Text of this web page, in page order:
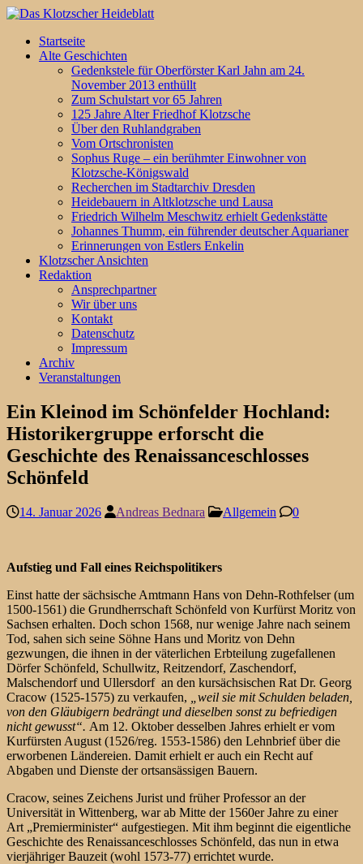
Startseite
Alte Geschichten
Gedenkstele für Oberförster Karl Jahn am 24.
November 2013 enthüllt
Zum Schulstart vor 65 Jahren
125 Jahre Alter Friedhof Klotzsche
Über den Ruhlandgraben
Vom Ortschronisten
Sophus Ruge – ein berühmter Einwohner von
Klotzsche-Königswald
Recherchen im Stadtarchiv Dresden
Heidebauern in Altklotzsche und Lausa
Friedrich Wilhelm Meschwitz erhielt Gedenkstätte
Johannes Thumm, ein führender deutscher Aquarianer
Erinnerungen von Estlers Enkelin
Klotzscher Ansichten
Redaktion
Ansprechpartner
Wir über uns
Kontakt
Datenschutz
Impressum
Archiv
Veranstaltungen
Ein Kleinod im Schönfelder Hochland:
Historikergruppe erforscht die
Geschichte des Renaissanceschlosses
Schönfeld
14. Januar 2026 Andreas Bednara Allgemein 0
Aufstieg und Fall eines Reichspolitikers
Einst hatte der sächsische Amtmann Hans von Dehn-Rothfelser (um
1500-1561) die Grundherrschaft Schönfeld von Kurfürst Moritz von
Sachsen erhalten. Doch schon 1568, nur wenige Jahre nach seinem
Tod, sahen sich seine Söhne Hans und Moritz von Dehn
gezwungen, die ihnen in der väterlichen Erbteilung zugefallenen
Dörfer Schönfeld, Schullwitz, Reitzendorf, Zaschendorf,
Malschendorf und Ullersdorf an den kursächsischen Rat Dr. Georg
Cracow (1525-1575) zu verkaufen,
„weil sie mit Schulden beladen,
von den Gläubigern bedrängt und dieselben sonst zu befriedigen
nicht gewusst“. Am 12. Oktober desselben Jahres erhielt er vom
Kurfürsten August (1526/reg. 1553-1586) den Lehnbrief über die
erworbenen Ländereien. Damit erhielt er auch ein Recht auf
Abgaben und Dienste der ortsansässigen Bauern.
Cracow, seines Zeichens Jurist und früher Professor an der
Universität in Wittenberg, war ab Mitte der 1560er Jahre zu einer
Art „Premierminister“ aufgestiegen. Mit ihm beginnt die eigentliche
Geschichte des Renaissanceschlosses Schönfeld, das nun in etwa
vierjähriger Bauzeit (wohl 1573-77) errichtet wurde.